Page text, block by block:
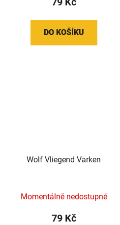
DO KOŠÍKU
Wolf Vliegend Varken
Momentálně nedostupné
79 Kč